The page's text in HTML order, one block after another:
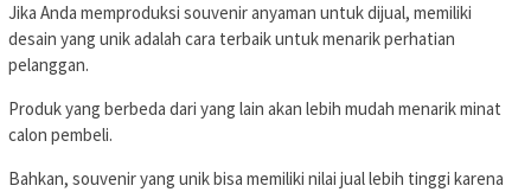
Jika Anda memproduksi souvenir anyaman untuk dijual, memiliki
desain yang unik adalah cara terbaik untuk menarik perhatian
pelanggan.
Produk yang berbeda dari yang lain akan lebih mudah menarik minat
calon pembeli.
Bahkan, souvenir yang unik bisa memiliki nilai jual lebih tinggi karena